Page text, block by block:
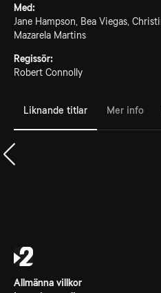
Med:
Jane Hampson, Bea Viegas,
Mazarela Martins
Regissör:
Robert Connolly
Liknande titlar Mer info
Allmänna villkor